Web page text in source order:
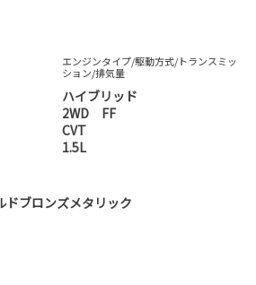
エンジンタイプ/駆動方式/トランスミッ
ション/排気量
ハイブリッド
2WD FF
CVT
1.5L
ブロンズメタリック